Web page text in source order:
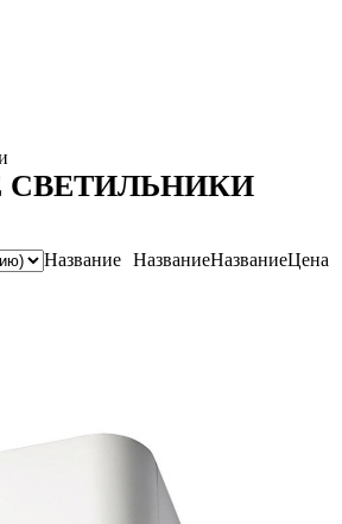
Название НазваниеНазваниеЦена